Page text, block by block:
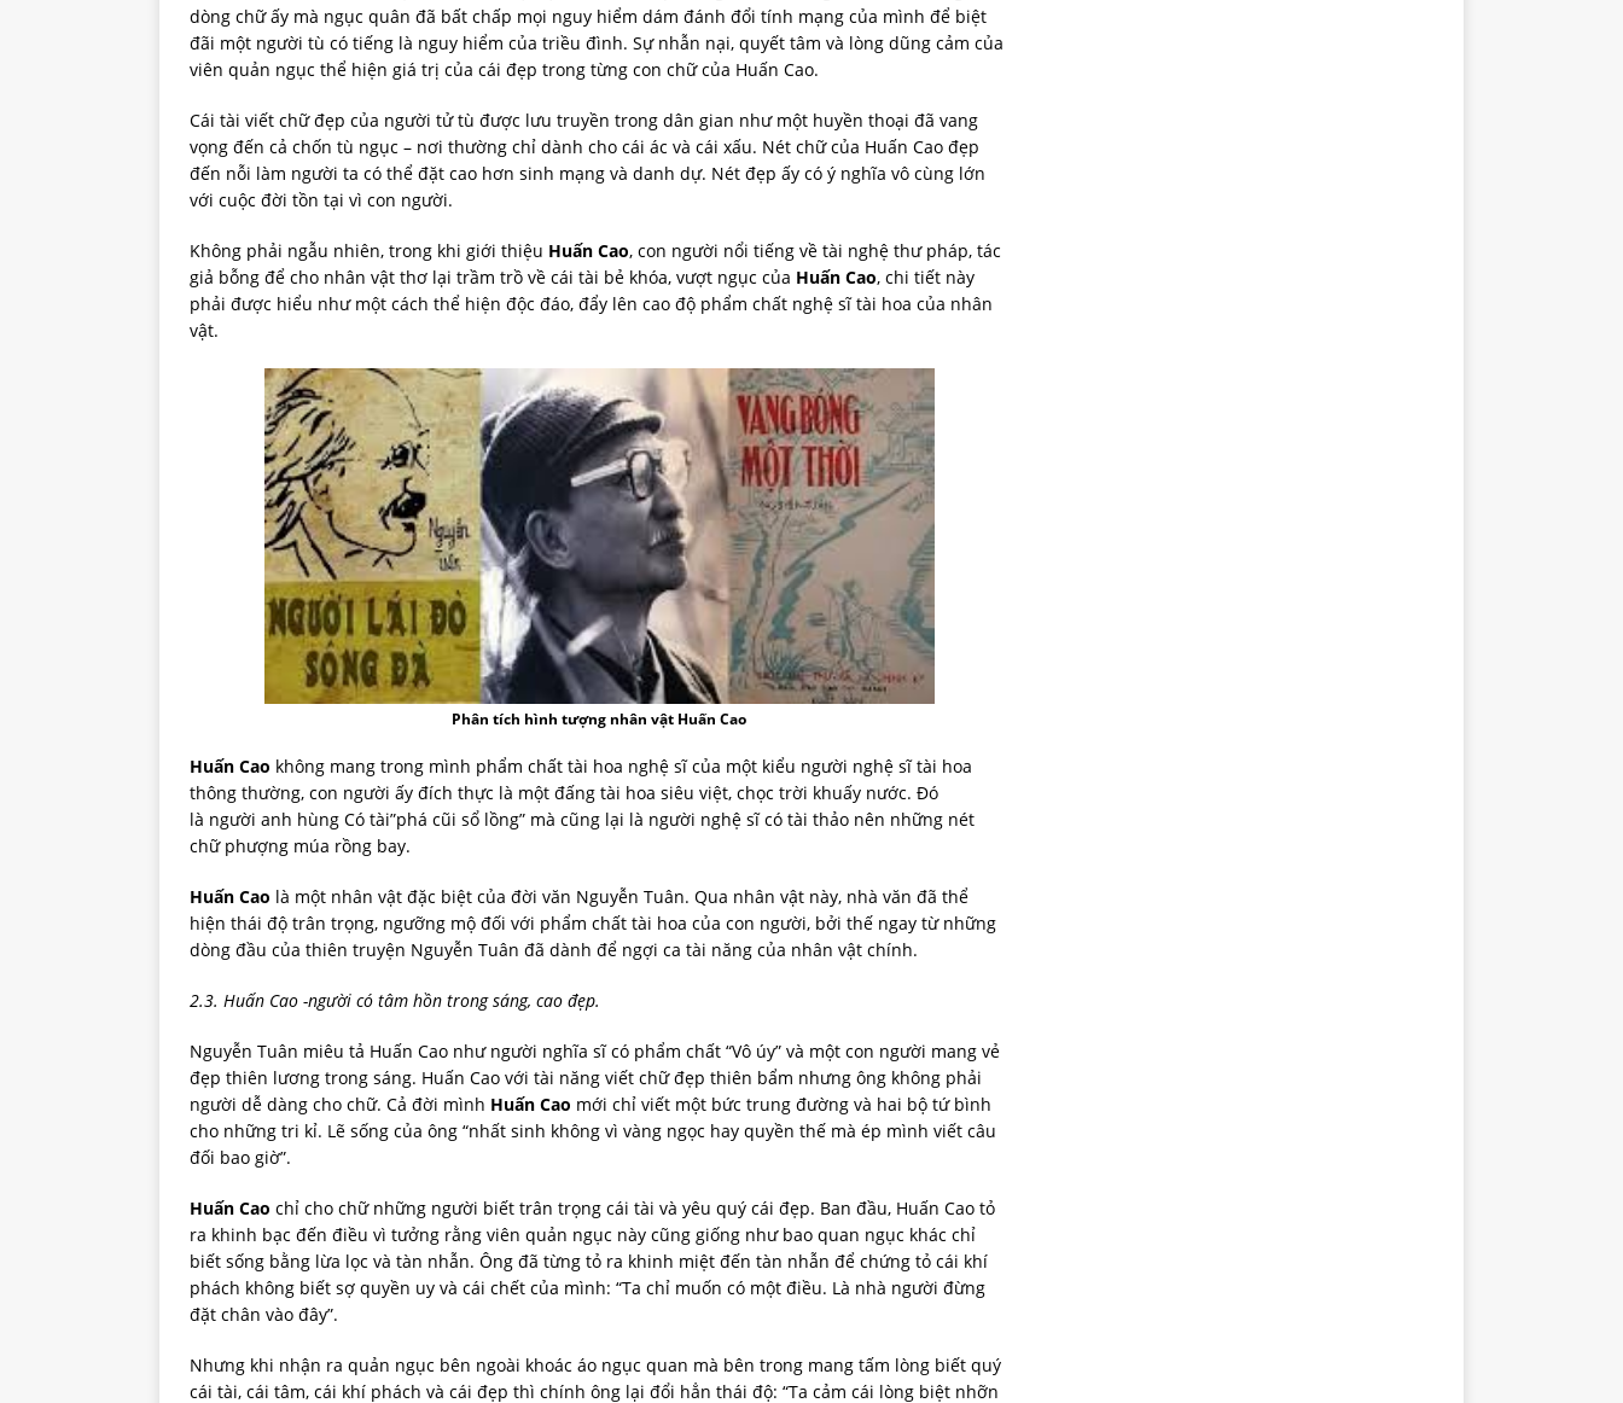
dòng chữ ấy mà ngục quân đã bất chấp mọi nguy hiểm dám đánh đổi tính mạng của mình để biệt
đãi một người tù có tiếng là nguy hiểm của triều đình. Sự nhẫn nại, quyết tâm và lòng dũng cảm của
viên quản ngục thể hiện giá trị của cái đẹp trong từng con chữ của Huấn Cao.
Cái tài viết chữ đẹp của người tử tù được lưu truyền trong dân gian như một huyền thoại đã vang
vọng đến cả chốn tù ngục – nơi thường chỉ dành cho cái ác và cái xấu. Nét chữ của Huấn Cao đẹp
đến nỗi làm người ta có thể đặt cao hơn sinh mạng và danh dự. Nét đẹp ấy có ý nghĩa vô cùng lớn
với cuộc đời tồn tại vì con người.
Không phải ngẫu nhiên, trong khi giới thiệu Huấn Cao, con người nổi tiếng về tài nghệ thư pháp, tác
giả bỗng để cho nhân vật thơ lại trầm trồ về cái tài bẻ khóa, vượt ngục của Huấn Cao, chi tiết này
phải được hiểu như một cách thể hiện độc đáo, đẩy lên cao độ phẩm chất nghệ sĩ tài hoa của nhân
vật.
Phân tích hình tượng nhân vật Huấn Cao
Huấn Cao không mang trong mình phẩm chất tài hoa nghệ sĩ của một kiểu người nghệ sĩ tài hoa
thông thường, con người ấy đích thực là một đấng tài hoa siêu việt, chọc trời khuấy nước. Đó
là người anh hùng Có tài”phá cũi sổ lồng” mà cũng lại là người nghệ sĩ có tài thảo nên những nét
chữ phượng múa rồng bay.
Huấn Cao là một nhân vật đặc biệt của đời văn Nguyễn Tuân. Qua nhân vật này, nhà văn đã thể
hiện thái độ trân trọng, ngưỡng mộ đối với phẩm chất tài hoa của con người, bởi thế ngay từ những
dòng đầu của thiên truyện Nguyễn Tuân đã dành để ngợi ca tài năng của nhân vật chính.
2.3. Huấn Cao -người có tâm hồn trong sáng, cao đẹp.
Nguyễn Tuân miêu tả Huấn Cao như người nghĩa sĩ có phẩm chất “Vô úy” và một con người mang vẻ
đẹp thiên lương trong sáng. Huấn Cao với tài năng viết chữ đẹp thiên bẩm nhưng ông không phải
người dễ dàng cho chữ. Cả đời mình Huấn Cao mới chỉ viết một bức trung đường và hai bộ tứ bình
cho những tri kỉ. Lẽ sống của ông “nhất sinh không vì vàng ngọc hay quyền thế mà ép mình viết câu
đối bao giờ”.
Huấn Cao chỉ cho chữ những người biết trân trọng cái tài và yêu quý cái đẹp. Ban đầu, Huấn Cao tỏ
ra khinh bạc đến điều vì tưởng rằng viên quản ngục này cũng giống như bao quan ngục khác chỉ
biết sống bằng lừa lọc và tàn nhẫn. Ông đã từng tỏ ra khinh miệt đến tàn nhẫn để chứng tỏ cái khí
phách không biết sợ quyền uy và cái chết của mình: “Ta chỉ muốn có một điều. Là nhà người đừng
đặt chân vào đây”.
Nhưng khi nhận ra quản ngục bên ngoài khoác áo ngục quan mà bên trong mang tấm lòng biết quý
cái tài, cái tâm, cái khí phách và cái đẹp thì chính ông lại đổi hẳn thái độ: “Ta cảm cái lòng biệt nhỡn